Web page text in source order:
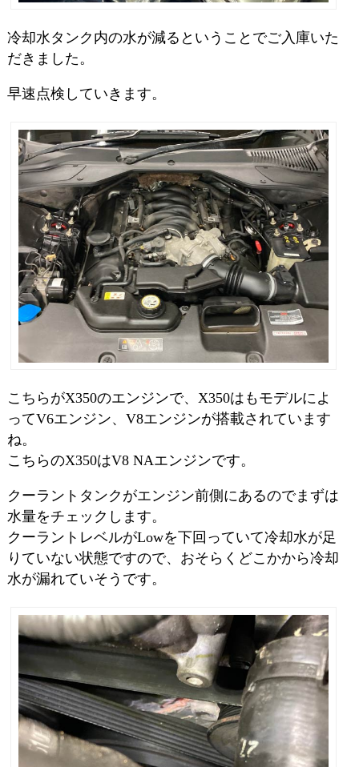
冷却水タンク内の水が減るということでご入庫いた
だきました。
早速点検していきます。
こちらがX350のエンジンで、X350はもモデルによ
ってV6エンジン、V8エンジンが搭載されています
ね。
こちらのX350はV8 NAエンジンです。
クーラントタンクがエンジン前側にあるのでまずは
水量をチェックします。
クーラントレベルがLowを下回っていて冷却水が足
りていない状態ですので、おそらくどこかから冷却
水が漏れていそうです。